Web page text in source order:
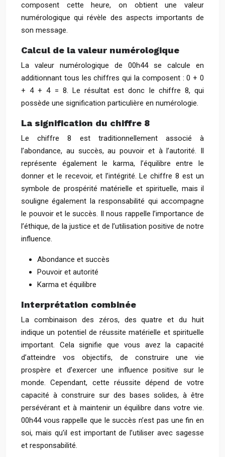
composent cette heure, on obtient une valeur
numérologique qui révèle des aspects importants de
son message.
Calcul de la valeur numérologique
La valeur numérologique de 00h44 se calcule en
additionnant tous les chiffres qui la composent : 0 + 0
+ 4 + 4 = 8. Le résultat est donc le chiffre 8, qui
possède une signification particulière en numérologie.
La signification du chiffre 8
Le chiffre 8 est traditionnellement associé à
l’abondance, au succès, au pouvoir et à l’autorité. Il
représente également le karma, l’équilibre entre le
donner et le recevoir, et l’intégrité. Le chiffre 8 est un
symbole de prospérité matérielle et spirituelle, mais il
souligne également la responsabilité qui accompagne
le pouvoir et le succès. Il nous rappelle l’importance de
l’éthique, de la justice et de l’utilisation positive de notre
influence.
Abondance et succès
Pouvoir et autorité
Karma et équilibre
Interprétation combinée
La combinaison des zéros, des quatre et du huit
indique un potentiel de réussite matérielle et spirituelle
important. Cela signifie que vous avez la capacité
d’atteindre vos objectifs, de construire une vie
prospère et d’exercer une influence positive sur le
monde. Cependant, cette réussite dépend de votre
capacité à construire sur des bases solides, à être
persévérant et à maintenir un équilibre dans votre vie.
00h44 vous rappelle que le succès n’est pas une fin en
soi, mais qu’il est important de l’utiliser avec sagesse
et responsabilité.